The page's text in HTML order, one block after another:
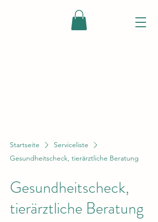
Startseite
Serviceliste
Gesundheitscheck, tierärztliche Beratung
Gesundheitscheck,
tierärztliche Beratung